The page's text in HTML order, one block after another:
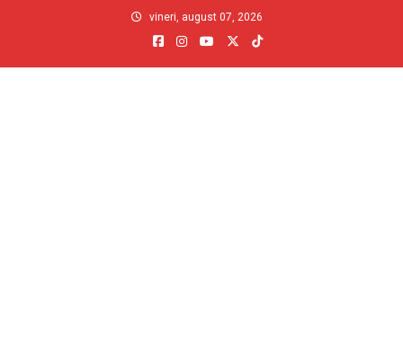
vineri, august 07, 2026